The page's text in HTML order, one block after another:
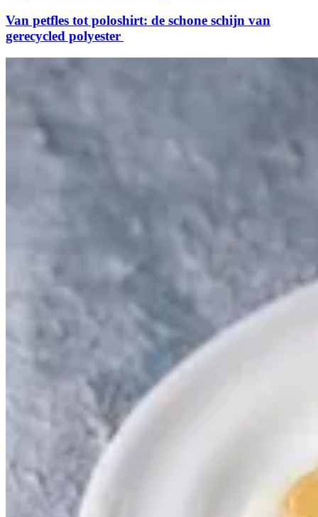
Van petfles tot poloshirt: de schone schijn van
gerecycled polyester